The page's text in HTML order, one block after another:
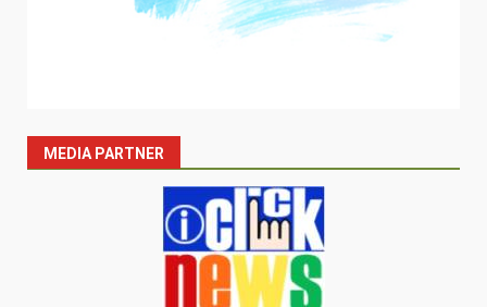
MEDIA PARTNER